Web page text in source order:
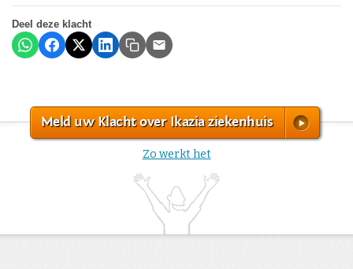
Deel deze klacht
Meld uw Klacht over Ikazia ziekenhuis
Zo werkt het